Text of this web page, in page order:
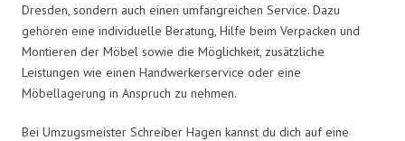
Dresden, sondern auch einen umfangreichen Service. Dazu
gehören eine individuelle Beratung, Hilfe beim Verpacken und
Montieren der Möbel sowie die Möglichkeit, zusätzliche
Leistungen wie einen Handwerkerservice oder eine
Möbellagerung in Anspruch zu nehmen.
Bei Umzugsmeister Schreiber Hagen kannst du dich auf eine